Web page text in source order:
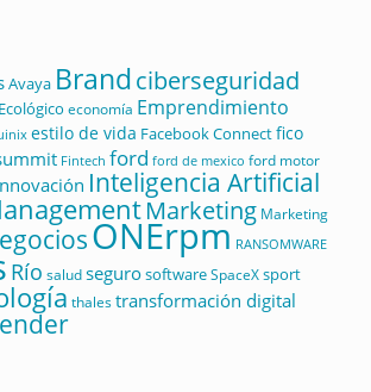
Avaya Brandciberseguridad
Ecológico economía Emprendimiento
estilo de vida Facebook Connectfico
Fintech ford ford de mexico ford motor
Inteligencia Artificial
Marketing Marketing
ONErpm RANSOMWARE
Río saludsegurosoftwareSpaceXsport
thalestransformación digital